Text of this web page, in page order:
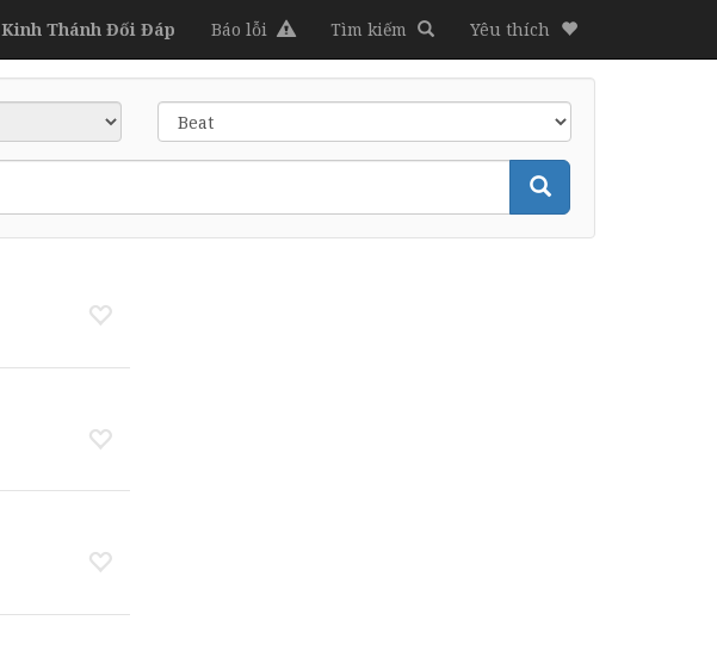
Kinh Thánh Đối Đáp Báo lỗi Tìm kiếm Yêu thích